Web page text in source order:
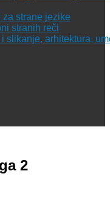
strane jezike
stranih reči
slikanje, arhitektura,
2